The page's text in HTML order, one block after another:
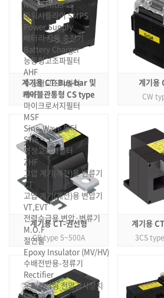
Noise Filter
파워서플라이 SMPS
Power Supply
배터리 자동 충전기
Battery Charger
능동형고조파필터
AHF
수동형고조파필터
PHF
마이크로서지필터
MSF
Sine-Wave 필터
SWF
영상고조파필터
ZHF
고압 계기(계전)용 변류기
CT
고압 계기(계전)용 변압기
VT,EVT
전력수급용 변압·변류기
M.O.F
절연물
Epoxy Insulator (MV/HV)
수배전반용-정류기
Rectifier
온도감시형 전압감시장치
계기용 CT-Bus-bar 및
케이블관통형 CS type
계기용
CW
계기용 CT-권선형
CB type 5~500A
계기용
3CS